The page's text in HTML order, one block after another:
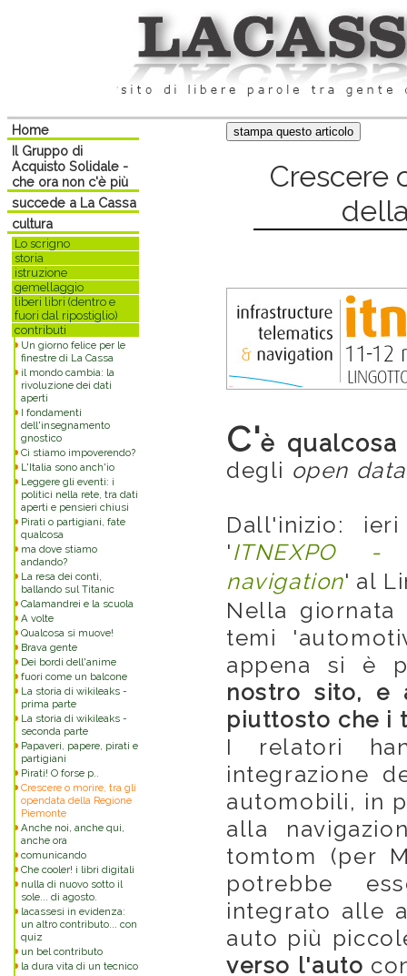
Home
Il Gruppo di
Acquisto Solidale -
che ora non c'è più
succede a La Cassa
cultura
Lo scrigno
storia
istruzione
gemellaggio
liberi libri (dentro e
fuori dal ripostiglio)
contributi
Un giorno felice per le
finestre di La Cassa
il mondo cambia: la
rivoluzione dei dati
aperti
I fondamenti
dell'insegnamento
gnostico
Ci stiamo impoverendo?
L'Italia sono anch'io
Leggere gli eventi: i
politici nella rete, tra dati
aperti e pensieri chiusi
Pirati o partigiani, fate
qualcosa
ma dove stiamo
andando?
La resa dei conti,
ballando sul Titanic
Calamandrei e la scuola
A volte
Qualcosa si muove!
Brava gente
Dei bordi dell'anime
fuori come un balcone
La storia di wikileaks -
prima parte
La storia di wikileaks -
seconda parte
Papaveri, papere, pirati e
partigiani
Pirati! O forse p..
Crescere o morire, tra gli
opendata della Regione
Piemonte
Anche noi, anche qui,
anche ora
comunicando
Che cooler! i libri digitali
nulla di nuovo sotto il
sole... di agosto.
lacassesi in evidenza:
un altro contributo... con
quiz
un bel contributo
la dura vita di un tecnico
Crescere
C'è
degli open data
Dall'inizio:
'ITNEXPO -
navigation' al
Nella
temi
appena si è
nostro sito, e
piuttosto che i
I relatori
integrazione
automobili, in
alla
tomtom (per
potrebbe
integrato alle
auto più
verso l'auto